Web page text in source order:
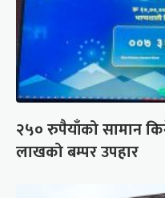
२५० रुपैयाँको सामान
लाखको बम्पर उपहार